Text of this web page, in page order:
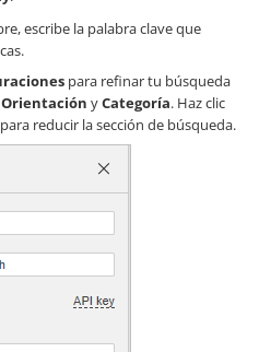
escribe la palabra clave que
para refinar tu búsqueda
Orientación yCategoría. Haz clic
para reducir la sección de búsqueda.